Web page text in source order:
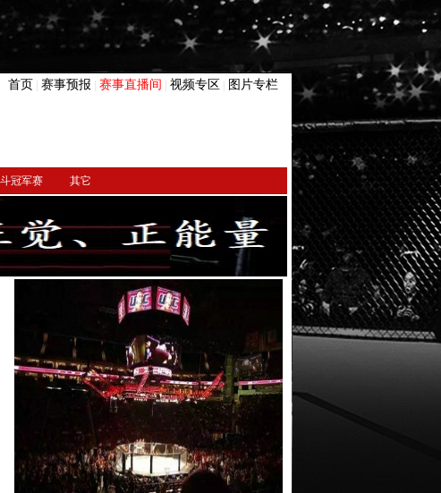
首页 赛事预报 赛事直播间 视频专区 图片专栏
冠军赛 其它